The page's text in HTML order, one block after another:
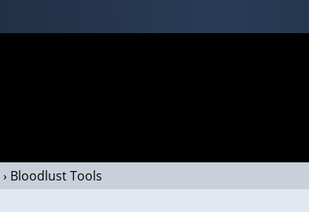
› Bloodlust Tools